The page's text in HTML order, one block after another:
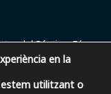
del Séptimo Día
Madrid, España. |
en la
estem utilitzant o